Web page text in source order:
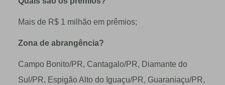
Mais de R$ 1 milhão em prêmios;
Zona de abrangência?
Campo Bonito/PR, Cantagalo/PR, Diamante do
Sul/PR, Espigão Alto do Iguaçu/PR, Guaraniaçu/PR,